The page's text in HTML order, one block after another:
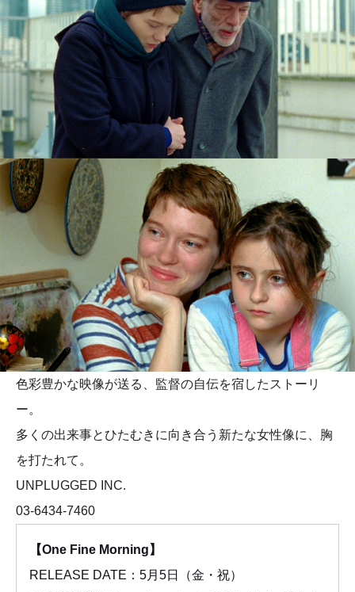
色彩豊かな映像が送る、監督の自伝を宿したストーリ
ー。
多くの出来事とひたむきに向き合う新たな女性像に、胸
を打たれて。
UNPLUGGED INC.
03-6434-7460
【One Fine Morning】
RELEASE DATE：5月5日（金・祝）